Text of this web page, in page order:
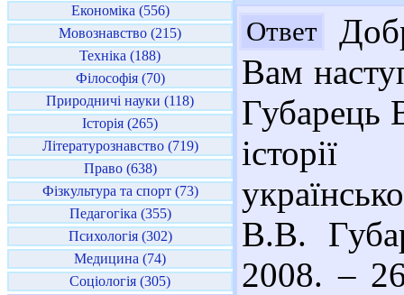
Економіка (556)
Мовознавство (215)
Техніка (188)
Філософія (70)
Природничі науки (118)
Історія (265)
Літературознавство (719)
Право (638)
Фізкультура та спорт (73)
Педагогіка (355)
Психологія (302)
Медицина (74)
Соціологія (305)
Ответ
Вам
Губарець
В.В.
2008. –